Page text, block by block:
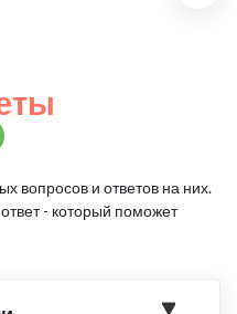
вопросов и ответов на них.
- который поможет